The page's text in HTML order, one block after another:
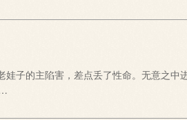
子的主陷害，差点丢了性命。无意之中